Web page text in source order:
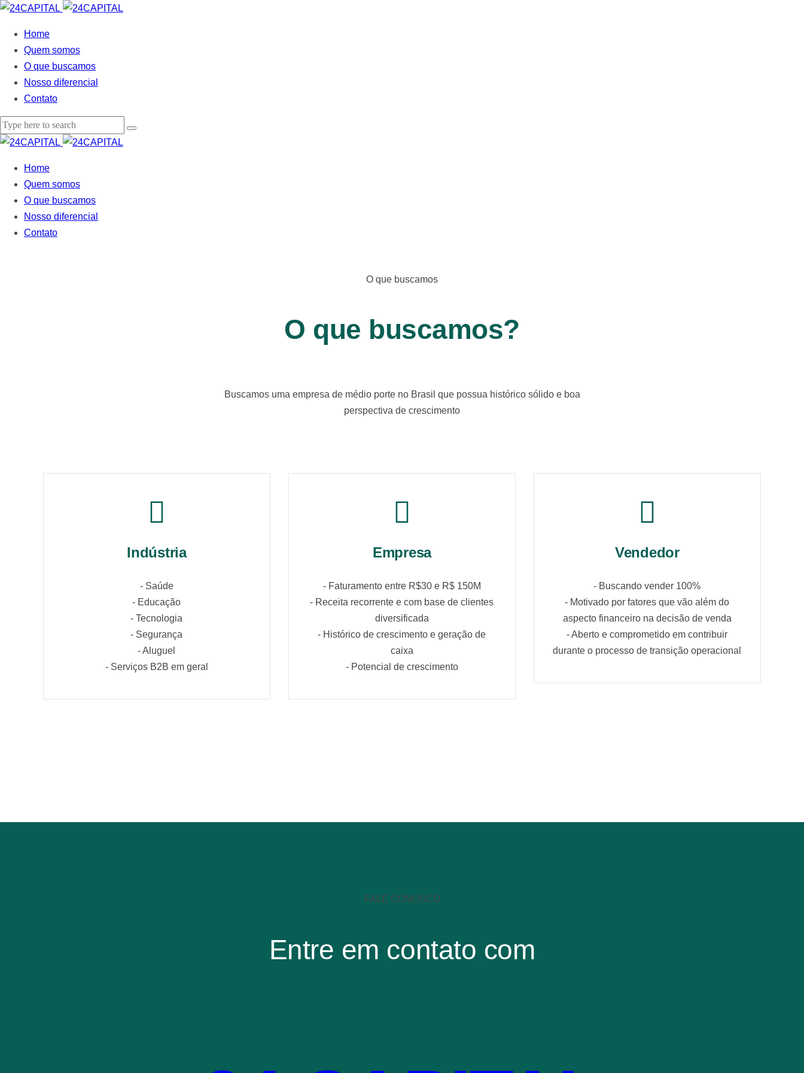
Home
Quem somos
O que buscamos
Nosso diferencial
Contato
Home
Quem somos
O que buscamos
Nosso diferencial
Contato
O que buscamos
O que buscamos?
Buscamos uma empresa de médio porte no Brasil que possua histórico sólido e boa
perspectiva de crescimento
Indústria
- Saúde
- Educação
- Tecnologia
- Segurança
- Aluguel
- Serviços B2B em geral
Empresa
- Faturamento entre R$30 e R$ 150M
- Receita recorrente e com base de clientes
diversificada
- Histórico de crescimento e geração de
caixa
- Potencial de crescimento
Vendedor
- Buscando vender 100%
- Motivado por fatores que vão além do
aspecto financeiro na decisão de venda
- Aberto e comprometido em contribuir
durante o processo de transição operacional
FALE CONOSCO
Entre em contato com